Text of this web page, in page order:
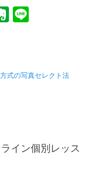
Ev
e
式の写真セレクト法
イン個別レッス